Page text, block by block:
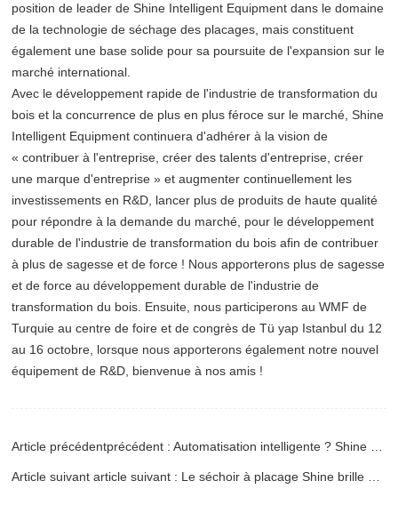
position de leader de Shine Intelligent Equipment dans le domaine
de la technologie de séchage des placages, mais constituent
également une base solide pour sa poursuite de l'expansion sur le
marché international.
Avec le développement rapide de l'industrie de transformation du
bois et la concurrence de plus en plus féroce sur le marché, Shine
Intelligent Equipment continuera d'adhérer à la vision de
« contribuer à l'entreprise, créer des talents d'entreprise, créer
une marque d'entreprise » et augmenter continuellement les
investissements en R&D, lancer plus de produits de haute qualité
pour répondre à la demande du marché, pour le développement
durable de l'industrie de transformation du bois afin de contribuer
à plus de sagesse et de force ! Nous apporterons plus de sagesse
et de force au développement durable de l'industrie de
transformation du bois. Ensuite, nous participerons au WMF de
Turquie au centre de foire et de congrès de Tü yap Istanbul du 12
au 16 octobre, lorsque nous apporterons également notre nouvel
équipement de R&D, bienvenue à nos amis !
Article précédentprécédent : Automatisation intelligente ? Shine entrera sur le marché haut de gamme.
Article suivant article suivant : Le séchoir à placage Shine brille au salon des machines à bois en Turquie